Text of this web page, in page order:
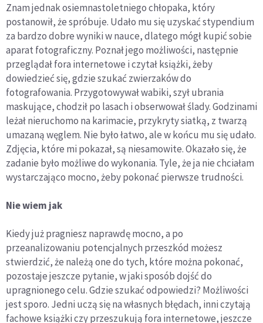
Znam jednak osiemnastoletniego chłopaka, który
postanowił, że spróbuje. Udało mu się uzyskać stypendium
za bardzo dobre wyniki w nauce, dlatego mógł kupić sobie
aparat fotograficzny. Poznał jego możliwości, następnie
przeglądał fora internetowe i czytał książki, żeby
dowiedzieć się, gdzie szukać zwierzaków do
fotografowania. Przygotowywał wabiki, szył ubrania
maskujące, chodził po lasach i obserwował ślady. Godzinami
leżał nieruchomo na karimacie, przykryty siatką, z twarzą
umazaną węglem. Nie było łatwo, ale w końcu mu się udało.
Zdjęcia, które mi pokazał, są niesamowite. Okazało się, że
zadanie było możliwe do wykonania. Tyle, że ja nie chciałam
wystarczająco mocno, żeby pokonać pierwsze trudności.
Nie wiem jak
Kiedy już pragniesz naprawdę mocno, a po
przeanalizowaniu potencjalnych przeszkód możesz
stwierdzić, że należą one do tych, które można pokonać,
pozostaje jeszcze pytanie, w jaki sposób dojść do
upragnionego celu. Gdzie szukać odpowiedzi? Możliwości
jest sporo. Jedni uczą się na własnych błędach, inni czytają
fachowe książki czy przeszukują fora internetowe, jeszcze